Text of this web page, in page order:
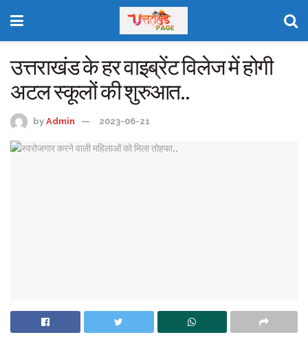
उत्तराखंड के हर वाइब्रेंट विलेज में होगी
अटल स्कूलों की शुरुआत..
by Admin 2023-06-21